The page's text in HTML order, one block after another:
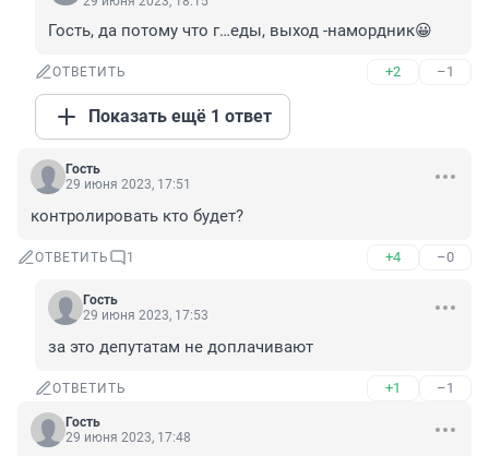
Гость, да потому что г…еды, выход -намордник😀
ОТВЕТИТЬ +2 –1
Показать ещё 1 ответ
Гость
29 июня 2023, 17:51
контролировать кто будет?
ОТВЕТИТЬ 1 +4 –0
Гость
29 июня 2023, 17:53
за это депутатам не доплачивают
ОТВЕТИТЬ +1 –1
Гость
29 июня 2023, 17:48